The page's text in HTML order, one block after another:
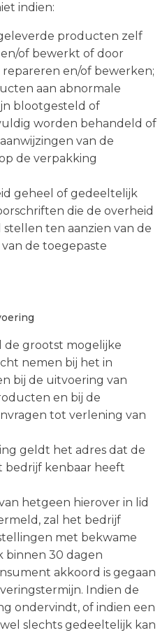
indien:
producten zelf
of bewerkt of door
en/of bewerken;
aan abnormale
blootgesteld of
worden behandeld of
van de
de verpakking
geheel of gedeeltelijk
die de overheid
ten aanzien van de
de toegepaste
de grootst mogelijke
nemen bij het in
bij de uitvoering van
en bij de
tot verlening van
geldt het adres dat de
bedrijf kenbaar heeft
hetgeen hierover in lid
zal het bedrijf
met bekwame
binnen 30 dagen
akkoord is gegaan
Indien de
ondervindt, of indien een
slechts gedeeltelijk kan